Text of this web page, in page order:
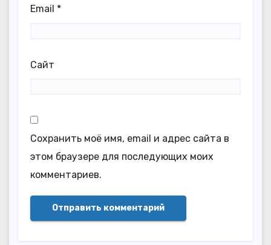
Email *
Сайт
Сохранить моё имя, email и адрес сайта в
этом браузере для последующих моих
комментариев.